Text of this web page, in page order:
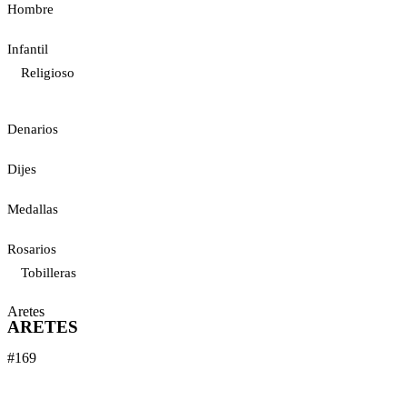
Hombre
Infantil
Religioso
Denarios
Dijes
Medallas
Rosarios
Tobilleras
Aretes
ARETES
#169